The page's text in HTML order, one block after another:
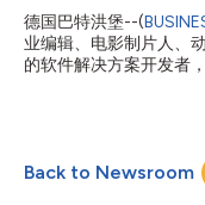
2024，色彩校正比以往
为艺术家提供了更多的
作流程改进并提供了新
德国巴特洪堡--(
业编辑、电影制片人、
的软件解决方案开发者
者提供更准确、更相关
Cinebench 2024通过采
开创了一个新时代。与
Back to Newsroom